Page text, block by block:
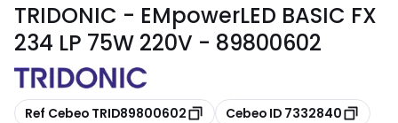
TRIDONIC - EMpowerLED BASIC FX
234 LP 75W 220V - 89800602
Kopiëren
Ref Cebeo TRID89800602 Kopiëren
Cebeo ID 7332840